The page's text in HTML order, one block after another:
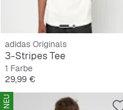
adidas Originals
3-Stripes Tee
1 Farbe
Preis
29,99 €
NEU